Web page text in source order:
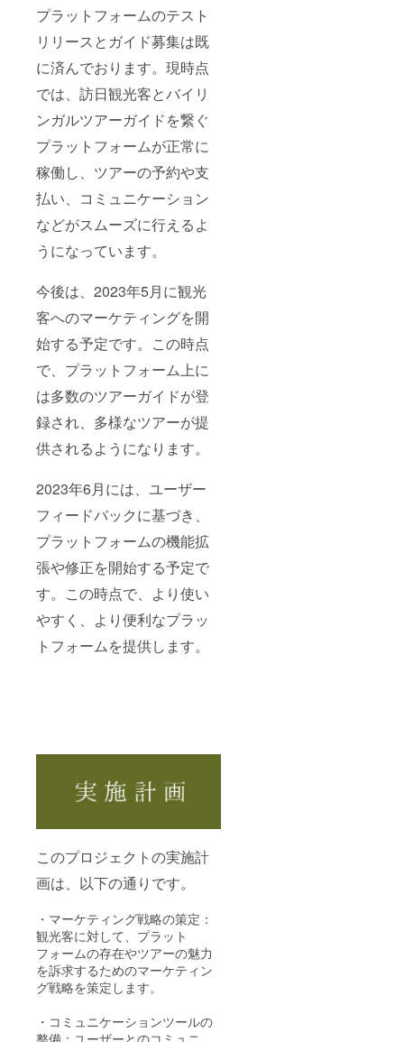
プラットフォームのテスト
リリースとガイド募集は既
に済んでおります。現時点
では、訪日観光客とバイリ
ンガルツアーガイドを繋ぐ
プラットフォームが正常に
稼働し、ツアーの予約や支
払い、コミュニケーション
などがスムーズに行えるよ
うになっています。
今後は、2023年5月に観光
客へのマーケティングを開
始する予定です。この時点
で、プラットフォーム上に
は多数のツアーガイドが登
録され、多様なツアーが提
供されるようになります。
2023年6月には、ユーザー
フィードバックに基づき、
プラットフォームの機能拡
張や修正を開始する予定で
す。この時点で、より使い
やすく、より便利なプラッ
トフォームを提供します。
このプロジェクトの実施計
画は、以下の通りです。
・マーケティング戦略の策定：
観光客に対して、プラット
フォームの存在やツアーの魅力
を訴求するためのマーケティン
グ戦略を策定します。
・コミュニケーションツールの
整備：ユーザーとのコミュニ